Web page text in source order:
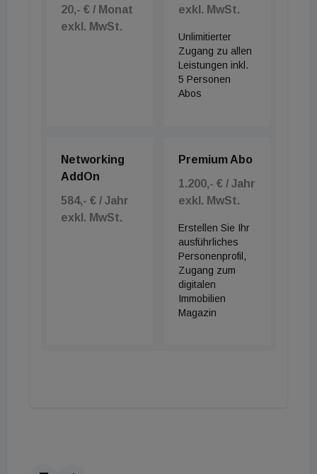
20,- € / Monat
exkl. MwSt.
exkl. MwSt.
Unlimitierter
Zugang zu allen
Leistungen inkl.
5 Personen
Abos
Networking
AddOn
584,- € / Jahr
exkl. MwSt.
Premium Abo
1.200,- € / Jahr
exkl. MwSt.
Erstellen Sie Ihr
ausführliches
Personenprofil,
Zugang zum
digitalen
Immobilien
Magazin